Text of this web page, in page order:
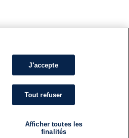
J'accepte
Tout refuser
Afficher toutes les
finalités